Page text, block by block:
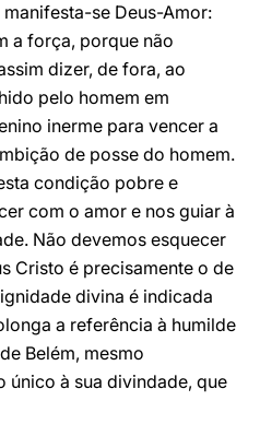
se Deus-Amor:
a força, porque não
dizer, de fora, ao
pelo homem em
inerme para vencer a
de posse do homem.
condição pobre e
com o amor e nos guiar à
Não devemos esquecer
Cristo é precisamente o de
divina é indicada
a referência à humilde
Belém, mesmo
à sua divindade, que